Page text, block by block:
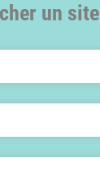
un site